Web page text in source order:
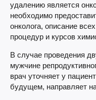
удалению является
необходимо
онколога, описание
процедур и курсов
В случае проведения
мужчине
врач уточняет у
будущем, направляет